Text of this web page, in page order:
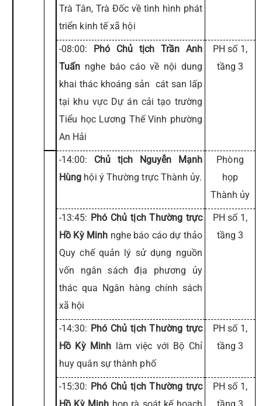
Trà Tân, Trà Đốc về tình hình phát
triển kinh tế xã hội
-08:00: Phó Chủ tịch Trần Anh
Tuấn nghe báo cáo về nội dung
khai thác khoáng sản cát san lấp
tại khu vực Dự án cải tạo trường
Tiểu học Lương Thế Vinh phường
An Hải
PH số 1,
tầng 3
-14:00: Chủ tịch Nguyễn Mạnh
Hùng hội ý Thường trực Thành ủy.
Phòng
họp
Thành ủy
-13:45: Phó Chủ tịch Thường trực
Hồ Kỳ Minh nghe báo cáo dự thảo
Quy chế quản lý sử dụng nguồn
vốn ngân sách địa phương ủy
thác qua Ngân hàng chính sách
xã hội
PH số 1,
tầng 3
-14:30: Phó Chủ tịch Thường trực
Hồ Kỳ Minh làm việc với Bộ Chỉ
huy quân sự thành phố
PH số 1,
tầng 3
-15:30: Phó Chủ tịch Thường trực
PH số 1,